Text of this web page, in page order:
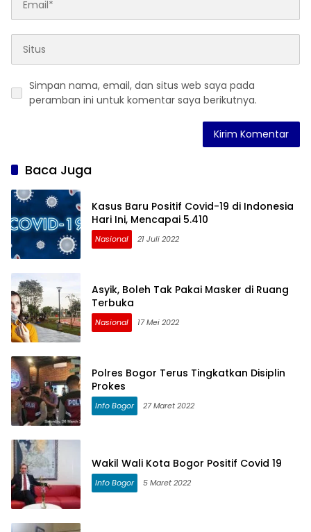
Simpan nama, email, dan situs web saya pada
peramban ini untuk komentar saya berikutnya.
Baca Juga
Kasus Baru Positif Covid-19 di Indonesia
Hari Ini, Mencapai 5.410
Nasional 21 Juli 2022
Asyik, Boleh Tak Pakai Masker di Ruang
Terbuka
Nasional 17 Mei 2022
Polres Bogor Terus Tingkatkan Disiplin
Prokes
Info Bogor 27 Maret 2022
Wakil Wali Kota Bogor Positif Covid 19
Info Bogor 5 Maret 2022